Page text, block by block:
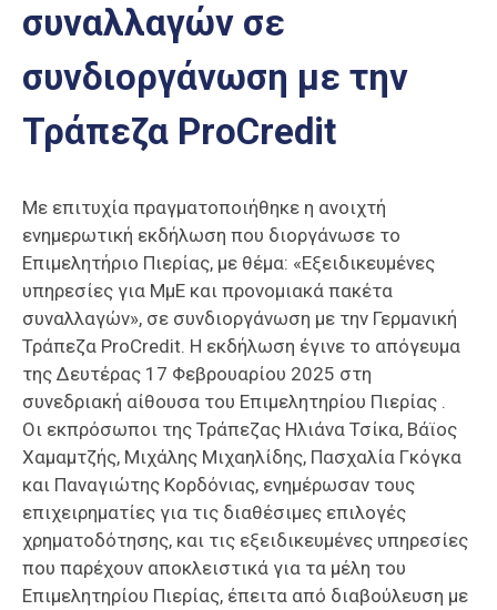
Πιερία
συναλλαγών σε
συνδιοργάνωση με την
Τράπεζα ProCredit
Με επιτυχία πραγματοποιήθηκε η ανοιχτή
ενημερωτική εκδήλωση που διοργάνωσε το
Επιμελητήριο Πιερίας, με θέμα: «Εξειδικευμένες
υπηρεσίες για ΜμΕ και προνομιακά πακέτα
συναλλαγών», σε συνδιοργάνωση με την Γερμανική
Τράπεζα ProCredit. Η εκδήλωση έγινε το απόγευμα
της Δευτέρας 17 Φεβρουαρίου 2025 στη
συνεδριακή αίθουσα του Επιμελητηρίου Πιερίας .
Οι εκπρόσωποι της Τράπεζας Ηλιάνα Τσίκα, Βάϊος
Χαμαμτζής, Μιχάλης Μιχαηλίδης, Πασχαλία Γκόγκα
και Παναγιώτης Κορδόνιας, ενημέρωσαν τους
επιχειρηματίες για τις διαθέσιμες επιλογές
χρηματοδότησης, και τις εξειδικευμένες υπηρεσίες
που παρέχουν αποκλειστικά για τα μέλη του
Επιμελητηρίου Πιερίας, έπειτα από διαβούλευση με